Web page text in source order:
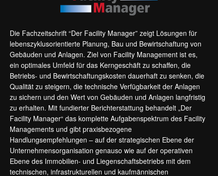
Die Fachzeitschrift “Der Facility Manager” zeigt Lösungen für
lebenszyklusorientierte Planung, Bau und Bewirtschaftung von
Gebäuden und Anlagen. Ziel von Facility Management ist es,
ein optimales Umfeld für das Kerngeschäft zu schaffen, die
Betriebs- und Bewirtschaftungskosten dauerhaft zu senken, die
Qualität zu steigern, die technische Verfügbarkeit der Anlagen
zu sichern und den Wert von Gebäuden und Anlagen langfristig
zu erhalten. Mit fundierter Berichterstattung behandelt „Der
Facility Manager“ das komplette Aufgabenspektrum des Facility
Managements und gibt praxisbezogene
Handlungsempfehlungen – auf der strategischen Ebene der
Unternehmensorganisation genauso wie auf der operativen
Ebene des Immobilien- und Liegenschaftsbetriebs mit dem
technischen, infrastrukturellen und kaufmännischen